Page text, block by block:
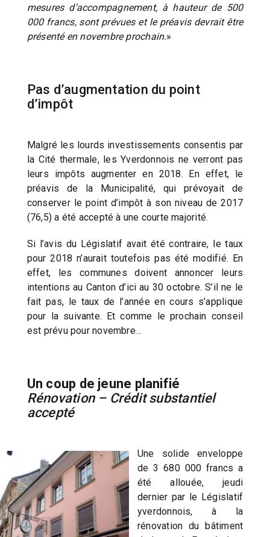
mesures d’accompagnement, à hauteur de 500
000 francs, sont prévues et le préavis devrait être
présenté en novembre prochain.»
Pas d’augmentation du point
d’impôt
Malgré les lourds investissements consentis par
la Cité thermale, les Yverdonnois ne verront pas
leurs impôts augmenter en 2018. En effet, le
préavis de la Municipalité, qui prévoyait de
conserver le point d’impôt à son niveau de 2017
(76,5) a été accepté à une courte majorité.
Si l’avis du Législatif avait été contraire, le taux
pour 2018 n’aurait toutefois pas été modifié. En
effet, les communes doivent annoncer leurs
intentions au Canton d’ici au 30 octobre. S’il ne le
fait pas, le taux de l’année en cours s’applique
pour la suivante. Et comme le prochain conseil
est prévu pour novembre…
Un coup de jeune planifié
Rénovation – Crédit substantiel
accepté
Une solide enveloppe
de 3 680 000 francs a
été allouée, jeudi
dernier par le Législatif
yverdonnois, à la
rénovation du bâtiment